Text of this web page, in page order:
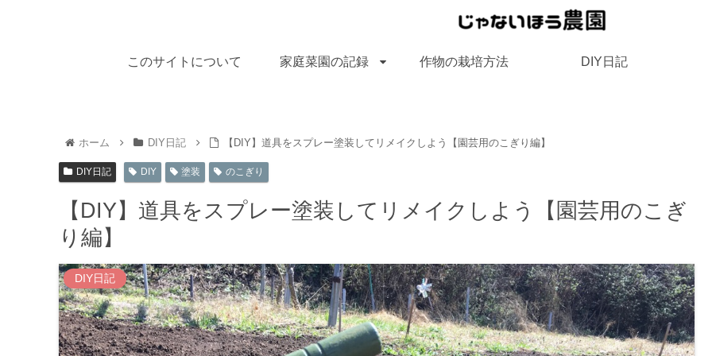
このサイトについて 家庭菜園の記録 作物の栽培方法 DIY日記
ホーム DIY日記 【DIY】道具をスプレー塗装してリメイクしよう【園芸用のこぎり編】
DIY日記 DIY 塗装 のこぎり
【DIY】道具をスプレー塗装してリメイクしよう【園芸用のこぎ
り編】
DIY日記